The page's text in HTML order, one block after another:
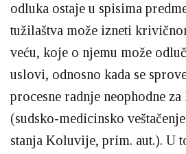
odluka ostaje u spisima
tužilaštva može izneti
veću, koje o njemu može
uslovi, odnosno kada se
procesne radnje neophodne
(sudsko-medicinsko
stanja Koluvije, prim. aut.). U